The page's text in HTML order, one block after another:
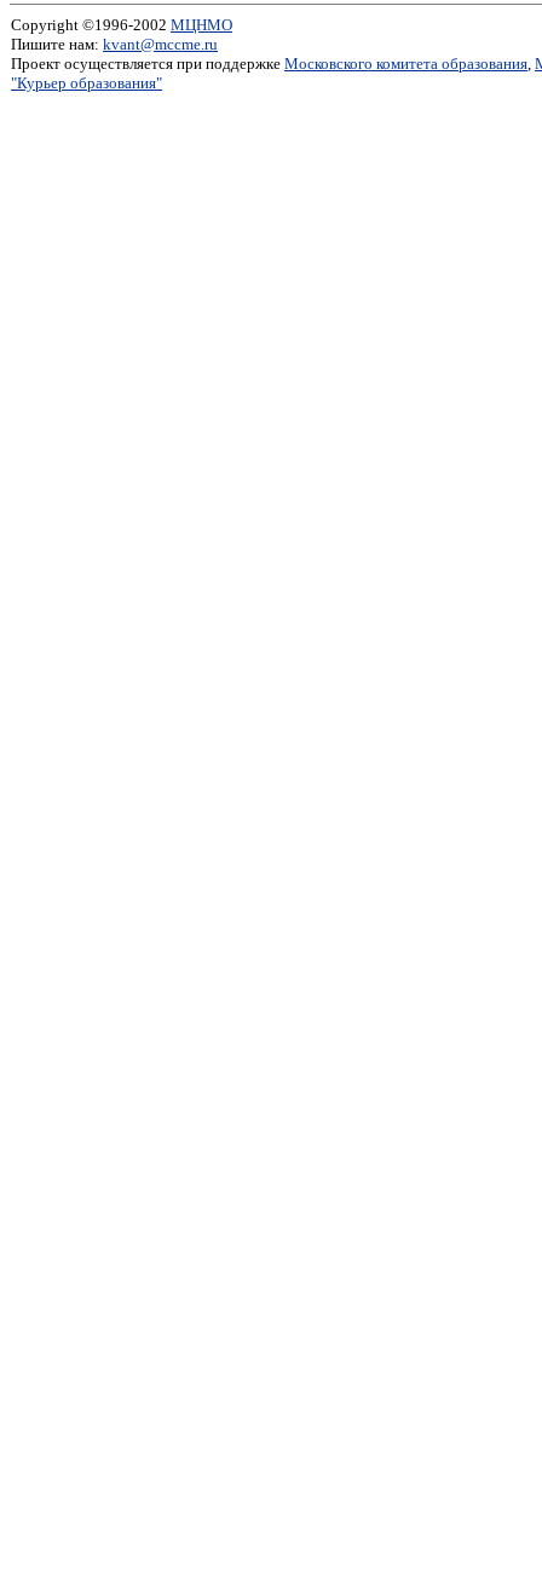
Copyright ©1996-2002 МЦНМО
Пишите нам: kvant@mccme.ru
Проект осуществляется при поддержке Московского комитета образования,
"Курьер образования"